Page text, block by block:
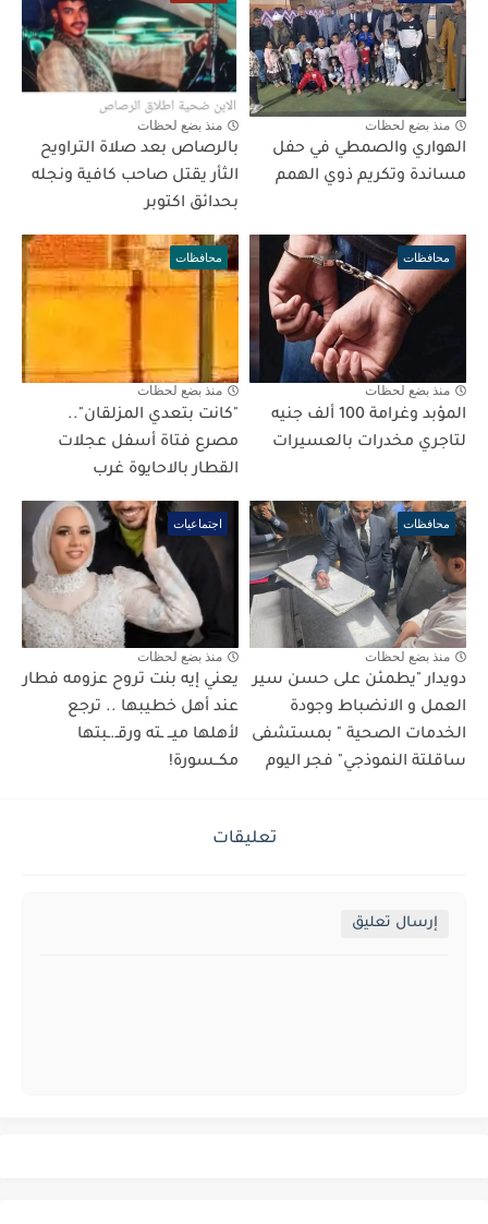
منذ بضع لحظات
الهواري والصمطي في حفل
مساندة وتكريم ذوي الهمم
منذ بضع لحظات
بالرصاص بعد صلاة التراويح
الثأر يقتل صاحب كافية ونجله
بحدائق اكتوبر
محافظات
منذ بضع لحظات
المؤبد وغرامة 100 ألف جنيه
لتاجري مخدرات بالعسيرات
محافظات
منذ بضع لحظات
"كانت بتعدي المزلقان"..
مصرع فتاة أسفل عجلات
القطار بالاحايوة غرب
محافظات
منذ بضع لحظات
دويدار "يطمئن على حسن سير
العمل و الانضباط وجودة
الخدمات الصحية " بمستشفى
ساقلتة النموذجي" فجر اليوم
اجتماعيات
منذ بضع لحظات
يعني إيه بنت تروح عزومه فطار
عند أهل خطيبها .. ترجع
لأهلها ميــ ـته ورقـ.ـبتها
مكــسورة!
تعليقات
إرسال تعليق